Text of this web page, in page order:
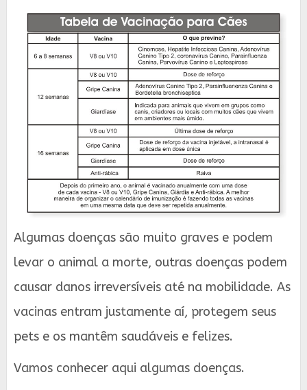
Algumas doenças são muito graves e podem
levar o animal a morte, outras doenças podem
causar danos irreversíveis até na mobilidade. As
vacinas entram justamente aí, protegem seus
pets e os mantêm saudáveis e felizes.
Vamos conhecer aqui algumas doenças.